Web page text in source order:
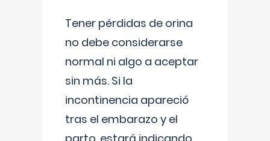
Tener pérdidas de orina
no debe considerarse
normal ni algo a aceptar
sin más. Si la
incontinencia apareció
tras el embarazo y el